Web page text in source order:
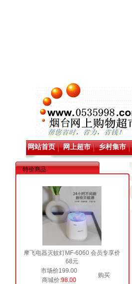
网站首页 网上超市 乡村集市
特价商品
摩飞电器灭蚊灯MF-6060 会员专享价
68元
市场价199.00
购买
商城价:98.00